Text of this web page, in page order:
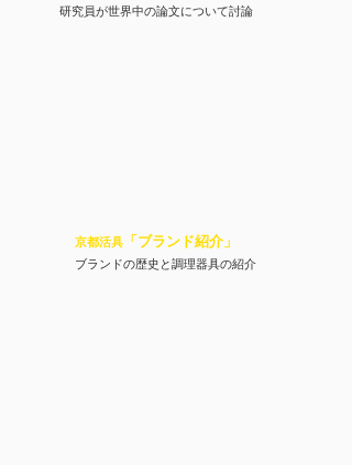
​研究員が世界中の論文について討論
京都活具 「ブランド紹介 」
ブランドの歴史と調理器具の紹介